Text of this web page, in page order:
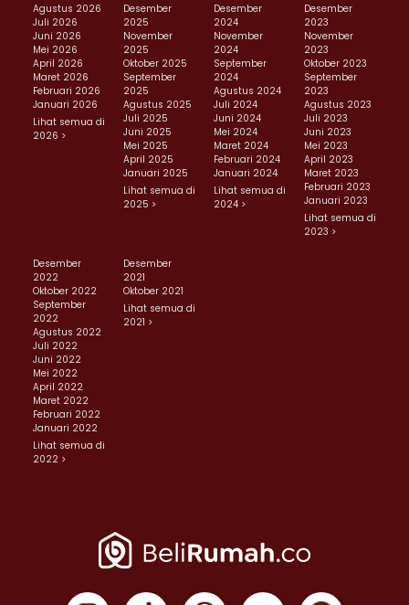
Agustus 2026
Juli 2026
Juni 2026
Mei 2026
April 2026
Maret 2026
Februari 2026
Januari 2026
Lihat semua di
2026 >
Desember
2025
November
2025
Oktober 2025
September
2025
Agustus 2025
Juli 2025
Juni 2025
Mei 2025
April 2025
Januari 2025
Lihat semua di
2025 >
Desember
2024
November
2024
September
2024
Agustus 2024
Juli 2024
Juni 2024
Mei 2024
Maret 2024
Februari 2024
Januari 2024
Lihat semua di
2024 >
Desember
2023
November
2023
Oktober 2023
September
2023
Agustus 2023
Juli 2023
Juni 2023
Mei 2023
April 2023
Maret 2023
Februari 2023
Januari 2023
Lihat semua di
2023 >
Desember
2022
Oktober 2022
September
2022
Agustus 2022
Juli 2022
Juni 2022
Mei 2022
April 2022
Maret 2022
Februari 2022
Januari 2022
Lihat semua di
2022 >
Desember
2021
Oktober 2021
Lihat semua di
2021 >